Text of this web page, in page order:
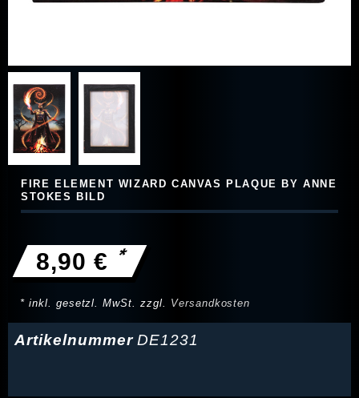
FIRE ELEMENT WIZARD CANVAS PLAQUE BY ANNE
STOKES BILD
8,90 € *
* inkl. gesetzl. MwSt. zzgl. Versandkosten
ArtikelnummerDE1231